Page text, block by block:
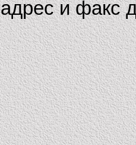
адрес и факс